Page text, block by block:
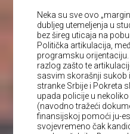
Neka su sve ovo
dubljeg utemeljenja u
bez šireg uticaja na
Politička artikulacija,
programsku orijentaciju.
razlog zašto te
sasvim skorašnji sukob
stranke Srbije i Pokreta
upada policije u
(navodno tražeći
finansijskoj pomoći ju-
svojevremeno čak